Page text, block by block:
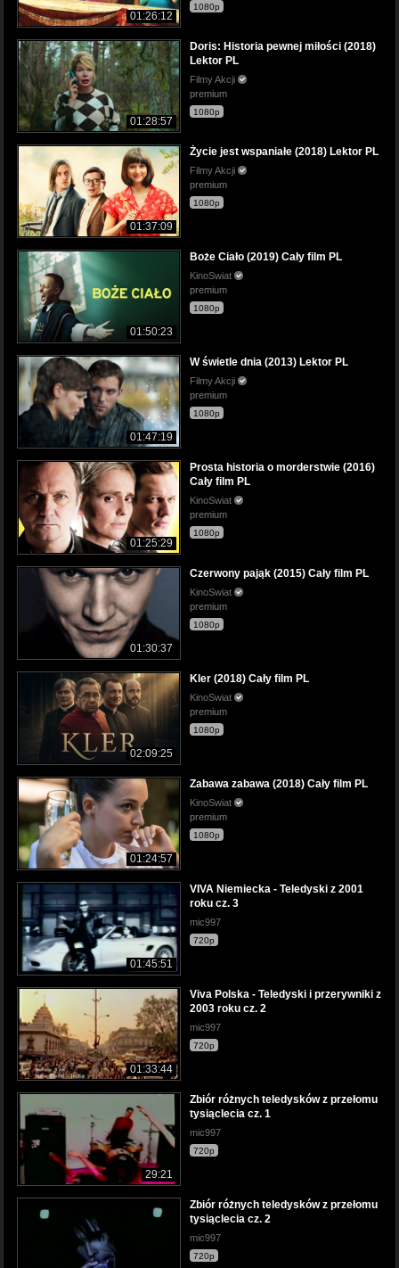
01:26:12
1080p
01:28:57
Doris: Historia pewnej miłości (2018)
Lektor PL
Filmy Akcji
premium
1080p
01:37:09
Życie jest wspaniałe (2018) Lektor PL
Filmy Akcji
premium
1080p
01:50:23
Boże Ciało (2019) Cały film PL
KinoSwiat
premium
1080p
01:47:19
W świetle dnia (2013) Lektor PL
Filmy Akcji
premium
1080p
01:25:29
Prosta historia o morderstwie (2016)
Cały film PL
KinoSwiat
premium
1080p
01:30:37
Czerwony pająk (2015) Cały film PL
KinoSwiat
premium
1080p
02:09:25
Kler (2018) Cały film PL
KinoSwiat
premium
1080p
01:24:57
Zabawa zabawa (2018) Cały film PL
KinoSwiat
premium
1080p
01:45:51
VIVA Niemiecka - Teledyski z 2001
roku cz. 3
mic997
720p
01:33:44
Viva Polska - Teledyski i przerywniki z
2003 roku cz. 2
mic997
720p
29:21
Zbiór różnych teledysków z przełomu
tysiąclecia cz. 1
mic997
720p
Zbiór różnych teledysków z przełomu
tysiąclecia cz. 2
mic997
720p